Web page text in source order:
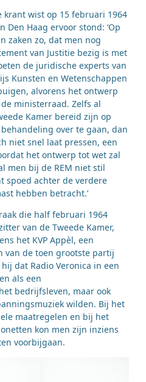
krant wist op 15 februari 1964
Haag ervoor stond: ‘Op
zaken zo, dat men nog
van Justitie bezig is met
de juridische experts van
Kunsten en Wetenschappen
alvorens het ontwerp
ministerraad. Zelfs al
Kamer bereid zijn op
over te gaan, dan
niet snel laat pressen, een
het ontwerp tot wet zal
men bij de REM niet stil
spoed achter de verdere
hebben betracht.’
die half februari 1964
van de Tweede Kamer,
het KVP Appèl, een
van de toen grootste partij
dat Radio Veronica in een
als een
bedrijfsleven, maar ook
wilden. Bij het
maatregelen en bij het
kon men zijn inziens
voorbijgaan.